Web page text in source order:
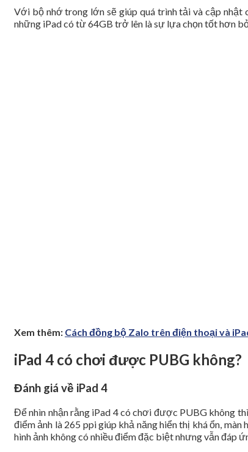
Với bộ nhớ trong lớn sẽ giúp quá trình tải và cập
những iPad có từ 64GB trở lên là sự lựa chọn tốt hơn
Xem thêm: Cách đồng bộ Zalo trên điện thoại và
iPad 4 có chơi được PUBG không?
Đánh giá về iPad 4
Để nhìn nhận rằng iPad 4 có chơi được PUBG không
điểm ảnh là 265 ppi giúp khả năng hiển thị khá ổn,
hình ảnh không có nhiều điểm đặc biệt nhưng vẫn đáp